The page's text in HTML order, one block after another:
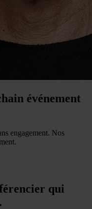
événement
engagement. Nos
qui